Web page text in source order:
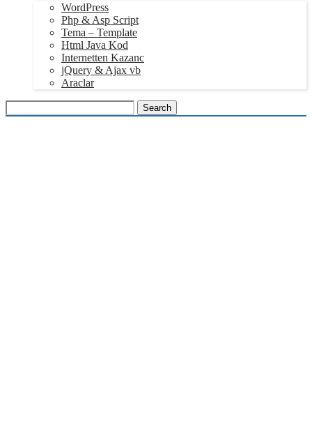
WordPress
Php & Asp Script
Tema – Template
Html Java Kod
Internetten Kazanc
jQuery & Ajax vb
Araclar